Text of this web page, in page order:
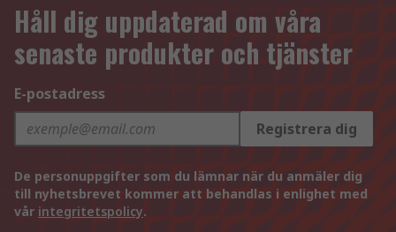
Håll dig uppdaterad om våra
senaste produkter och tjänster
E-postadress
Registrera dig
De personuppgifter som du lämnar när du anmäler dig
till nyhetsbrevet kommer att behandlas i enlighet med
vår integritetspolicy.